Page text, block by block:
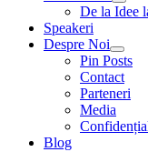
De la Idee
Speakeri
Despre Noi
Pin Posts
Contact
Parteneri
Media
Blog